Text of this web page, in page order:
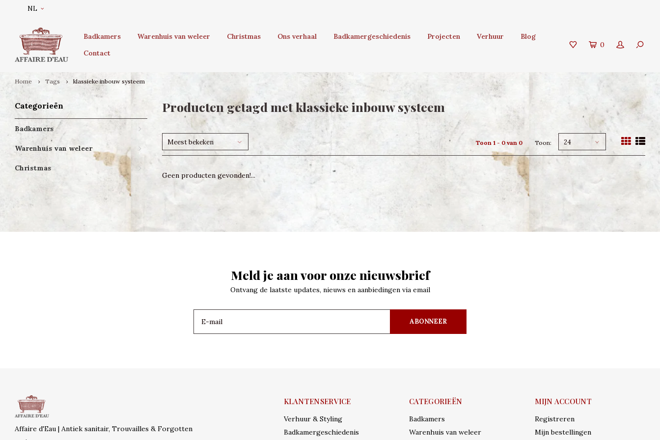
NL
Badkamers Warenhuis van weleer Christmas Ons verhaal Badkamergeschiedenis Projecten Verhuur
Blog
Contact
0
Home Tags klassieke inbouw systeem
Categorieën
Badkamers
Warenhuis van weleer
Christmas
Producten getagd met klassieke inbouw systeem
Meest bekeken Toon 1 - 0 van 0 Toon: 24
Geen producten gevonden!...
Meld je aan voor onze nieuwsbrief
Ontvang de laatste updates, nieuws en aanbiedingen via email
ABONNEER
Affaire d'Eau | Antiek sanitair, Trouvailles & Forgotten
KLANTENSERVICE
Verhuur & Styling
Badkamergeschiedenis
CATEGORIEËN
Badkamers
Warenhuis van weleer
MIJN ACCOUNT
Registreren
Mijn bestellingen